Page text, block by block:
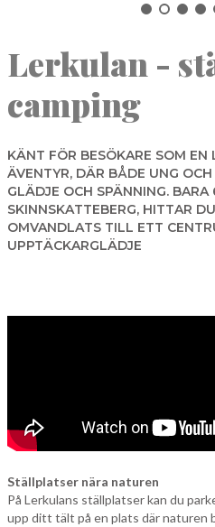
SALA
SKINNSKATTEBERG
SURAHAMMAR
Sök
Lerkulan -
camping
KÄNT FÖR BESÖKARE SOM
ÄVENTYR, DÄR BÅDE UNG
GLÄDJE OCH SPÄNNING.
SKINNSKATTEBERG, HITTAR
OMVANDLATS TILL ETT
UPPTÄCKARGLÄDJE
Ställplatser nära naturen
På Lerkulans ställplatser kan du
upp ditt tält på en plats där naturen